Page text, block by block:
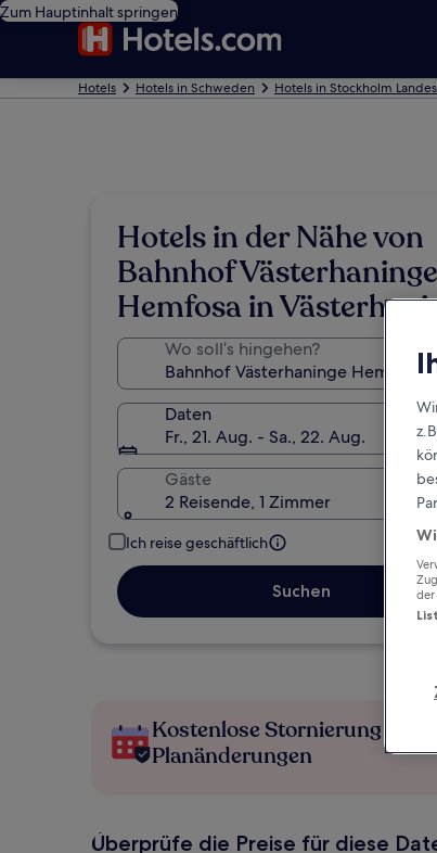
Zum Hauptinhalt springen
Hotels Hotels in Schweden Hotels in Stockholm
Hotels in der Nähe von
Bahnhof Västerhaninge
Hemfosa in
Wo soll’s hingehen?
Daten
Fr., 21. Aug. - Sa., 22. Aug.
Gäste
2 Reisende, 1 Zimmer
Ich reise geschäftlich
Suchen
Kostenlose Stornierung bei
Planänderungen
Überprüfe die Preise für diese
der